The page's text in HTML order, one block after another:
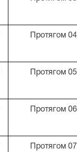
Протягом
Протягом
Протягом
Протягом